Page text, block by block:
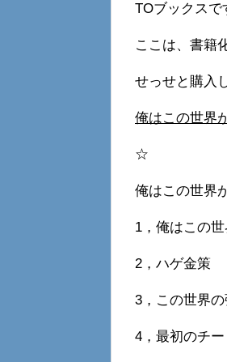
TOブックスで
ここは、書籍
せっせと購入
俺はこの世界
☆
俺はこの世界
1，俺はこの
2，ハゲ金策
3，この世界
4，最初のチー